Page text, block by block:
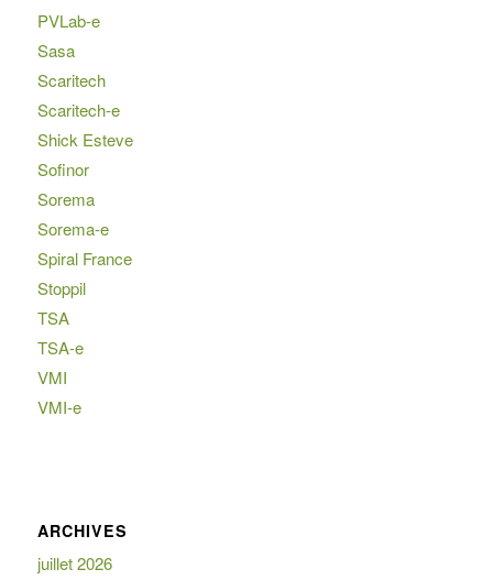
PVLab-e
Sasa
Scaritech
Scaritech-e
Shick Esteve
Sofinor
Sorema
Sorema-e
Spiral France
Stoppil
TSA
TSA-e
VMI
VMI-e
ARCHIVES
juillet 2026